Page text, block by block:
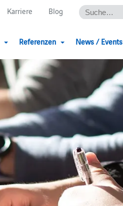
Karriere Blog
Referenzen News / Events